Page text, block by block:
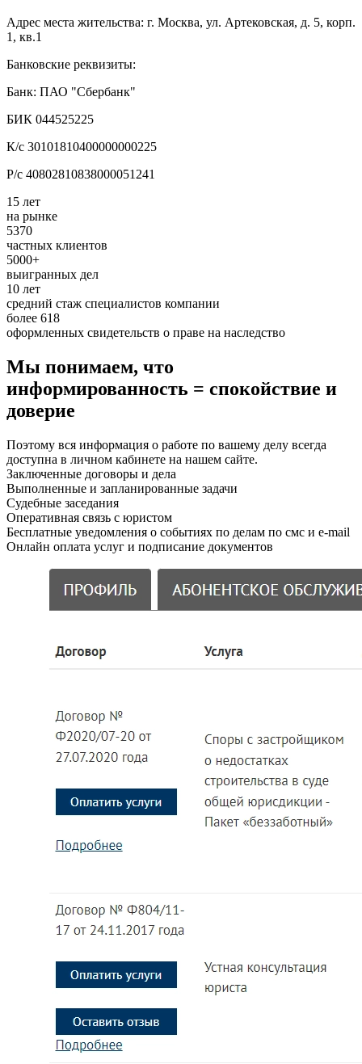
Адрес места жительства: г. Москва, ул. Артековская, д. 5, корп.
1, кв.1
Банковские реквизиты:
Банк: ПАО "Сбербанк"
БИК 044525225
К/с 30101810400000000225
Р/с 40802810838000051241
15 лет
на рынке
5370
частных клиентов
5000+
выигранных дел
10 лет
средний стаж специалистов компании
более 618
оформленных свидетельств о праве на наследство
Мы понимаем, что
информированность = спокойствие и
доверие
Поэтому вся информация о работе по вашему делу всегда
доступна в личном кабинете на нашем сайте.
Заключенные договоры и дела
Выполненные и запланированные задачи
Судебные заседания
Оперативная связь с юристом
Бесплатные уведомления о событиях по делам по смс и e-mail
Онлайн оплата услуг и подписание документов